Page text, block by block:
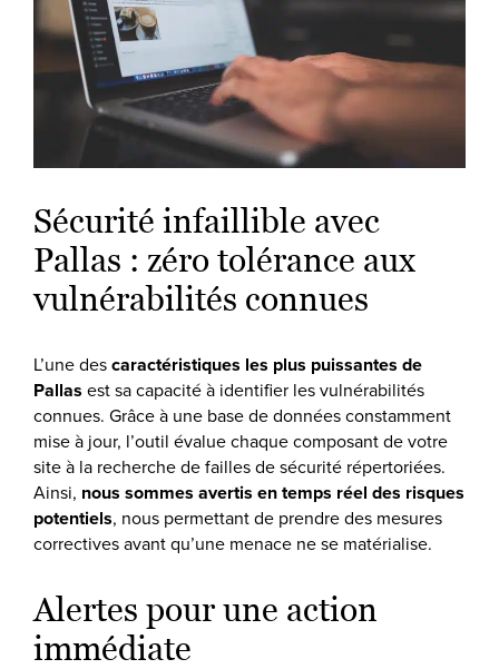
Sécurité infaillible avec
Pallas : zéro tolérance aux
vulnérabilités connues
L’une descaractéristiques les plus puissantes de
Pallas est sa capacité à identifier les vulnérabilités
connues. Grâce à une base de données constamment
mise à jour, l’outil évalue chaque composant de votre
site à la recherche de failles de sécurité répertoriées.
Ainsi, nous sommes avertis en temps réel des risques
potentiels, nous permettant de prendre des mesures
correctives avant qu’une menace ne se matérialise.
Alertes pour une action
immédiate